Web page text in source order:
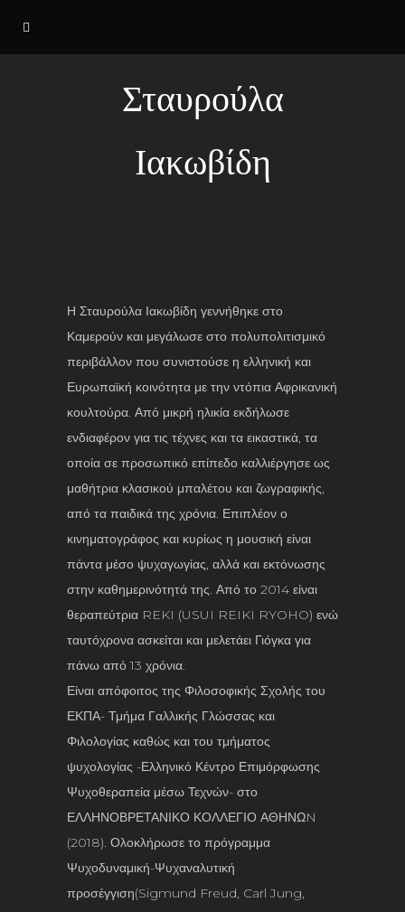
Σταυρούλα
Ιακωβίδη
Η Σταυρούλα Ιακωβίδη γεννήθηκε στο
Καμερούν και μεγάλωσε στο πολυπολιτισμικό
περιβάλλον που συνιστούσε η ελληνική και
Ευρωπαϊκή κοινότητα με την ντόπια Αφρικανική
κουλτούρα. Από μικρή ηλικία εκδήλωσε
ενδιαφέρον για τις τέχνες και τα εικαστικά, τα
οποία σε προσωπικό επίπεδο καλλιέργησε ως
μαθήτρια κλασικού μπαλέτου και ζωγραφικής,
από τα παιδικά της χρόνια. Επιπλέον ο
κινηματογράφος και κυρίως η μουσική είναι
πάντα μέσο ψυχαγωγίας, αλλά και εκτόνωσης
στην καθημερινότητά της. Από το 2014 είναι
θεραπεύτρια REKI (USUI REIKI RYOHO) ενώ
ταυτόχρονα ασκείται και μελετάει Γιόγκα για
πάνω από 13 χρόνια.
Είναι απόφοιτος της Φιλοσοφικής Σχολής του
ΕΚΠΑ- Τμήμα Γαλλικής Γλώσσας και
Φιλολογίας καθώς και του τμήματος
ψυχολογίας -Ελληνικό Κέντρο Επιμόρφωσης
Ψυχοθεραπεία μέσω Τεχνών- στο
ΕΛΛΗΝΟΒΡΕΤΑΝΙΚΟ ΚΟΛΛΕΓΙΟ ΑΘΗΝΩN
(2018). Ολοκλήρωσε το πρόγραμμα
Ψυχοδυναμική-Ψυχαναλυτική
προσέγγιση(Sigmund Freud, Carl Jung,